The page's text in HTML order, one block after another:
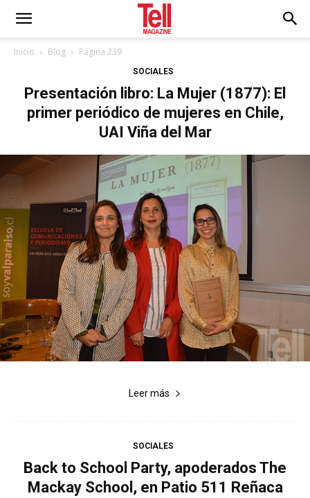
Inicio Blog Página 239
SOCIALES
Presentación libro: La Mujer (1877): El
primer periódico de mujeres en Chile,
UAI Viña del Mar
Leer más
SOCIALES
Back to School Party, apoderados The
Mackay School, en Patio 511 Reñaca